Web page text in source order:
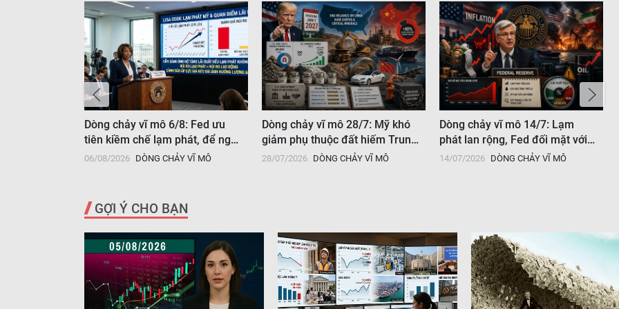
Dòng chảy vĩ mô 6/8: Fed ưu
tiên kiềm chế lạm phát, để ngỏ
khả năng tăng lãi suất
06/08/2026 DÒNG CHẢY VĨ MÔ
Dòng chảy vĩ mô 28/7: Mỹ khó
giảm phụ thuộc đất hiếm Trung
Quốc
28/07/2026 DÒNG CHẢY VĨ MÔ
Dòng chảy vĩ mô 14/7: Lạm
phát lan rộng, Fed đối mặt với
kịch bản tăng lãi suất trở lại
14/07/2026 DÒNG CHẢY VĨ MÔ
GỢI Ý CHO BẠN